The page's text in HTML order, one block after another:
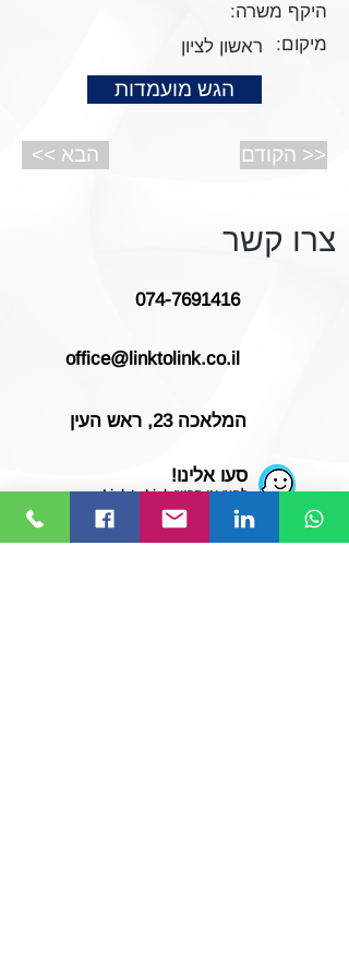
היקף משרה:
מיקום:
ראשון לציון
הגש מועמדות
<< הבא הקודם >>
צרו קשר
074-7691416
office@linktolink.co.il
המלאכה 23, ראש העין
סעו אלינו!
לחצו או חפשו Link to Link